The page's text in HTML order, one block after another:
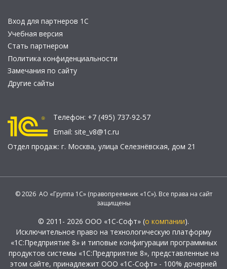
Вход для партнеров 1С
Учебная версия
Стать партнером
Политика конфиденциальности
Замечания по сайту
Другие сайты
Телефон: +7 (495) 737-92-57
Email: site_v8@1c.ru
Отдел продаж: г. Москва, улица Селезнёвская, дом 21
© 2026 АО «Группа 1С» (правопреемник «1С»). Все права на сайт
защищены
© 2011- 2026 ООО «1С-Софт» (о компании).
Исключительное право на технологическую платформу
«1С:Предприятие 8» и типовые конфигурации программных
продуктов системы «1С:Предприятие 8», представленные на
этом сайте, принадлежит ООО «1С-Софт» - 100% дочерней